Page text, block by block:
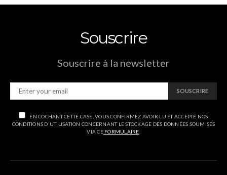
Souscrire
Souscrire à la newsletter
SOUSCRIRE
EN COCHANT CETTE CASE, VOUS CONFIRMEZ AVOIR LU ET ACCEPTÉ NOS
CONDITIONS D'UTILISATION CONCERNANT LE STOCKAGE DES DONNÉES SOUMISES
VIA CEFORMULAIRE